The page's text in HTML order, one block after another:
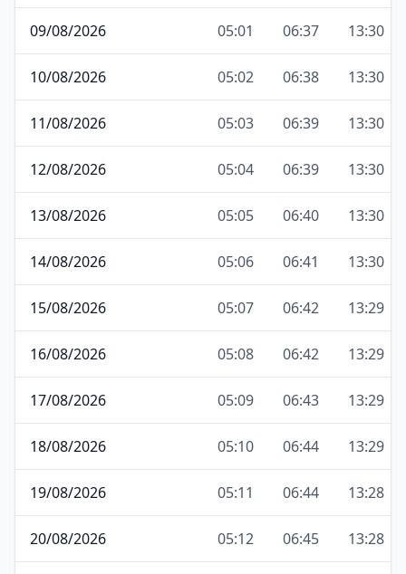
09/08/2026 05:01 06:37 13:30
10/08/2026 05:02 06:38 13:30
11/08/2026 05:03 06:39 13:30
12/08/2026 05:04 06:39 13:30
13/08/2026 05:05 06:40 13:30
14/08/2026 05:06 06:41 13:30
15/08/2026 05:07 06:42 13:29
16/08/2026 05:08 06:42 13:29
17/08/2026 05:09 06:43 13:29
18/08/2026 05:10 06:44 13:29
19/08/2026 05:11 06:44 13:28
20/08/2026 05:12 06:45 13:28